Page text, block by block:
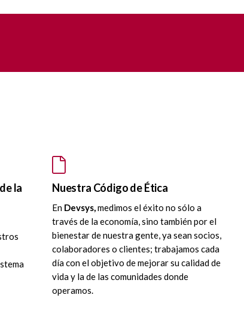
la
Nuestra Código de Ética
En Devsys,medimos el éxito no sólo a
través de la economía, sino también por el
bienestar de nuestra gente, ya sean socios,
colaboradores o clientes; trabajamos cada
día con el objetivo de mejorar su calidad de
vida y la de las comunidades donde
operamos.